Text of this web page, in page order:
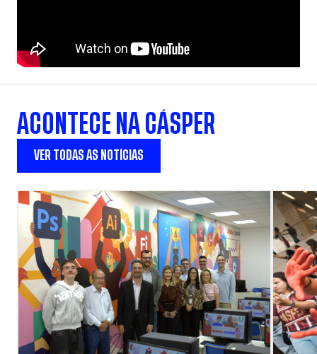
ACONTECE NA CÁSPER
VER TODAS AS NOTÍCIAS